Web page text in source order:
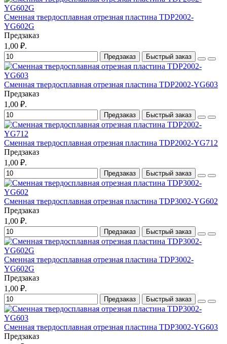
Сменная твердосплавная отрезная пластина TDP2002-
YG602G
Предзаказ
1,00 ₽.
Предзаказ Быстрый заказ
Сменная твердосплавная отрезная пластина TDP2002-YG603
Предзаказ
1,00 ₽.
Предзаказ Быстрый заказ
Сменная твердосплавная отрезная пластина TDP2002-YG712
Предзаказ
1,00 ₽.
Предзаказ Быстрый заказ
Сменная твердосплавная отрезная пластина TDP3002-YG602
Предзаказ
1,00 ₽.
Предзаказ Быстрый заказ
Сменная твердосплавная отрезная пластина TDP3002-
YG602G
Предзаказ
1,00 ₽.
Предзаказ Быстрый заказ
Сменная твердосплавная отрезная пластина TDP3002-YG603
Предзаказ